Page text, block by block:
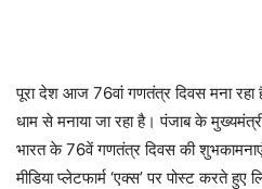
पूरा देश आज 76वां गणतंत्र दिवस मना
धाम से मनाया जा रहा है। पंजाब के
भारत के 76वें गणतंत्र दिवस की
मीडिया प्लेटफार्म ‘एक्स’ पर पोस्ट करते हुए